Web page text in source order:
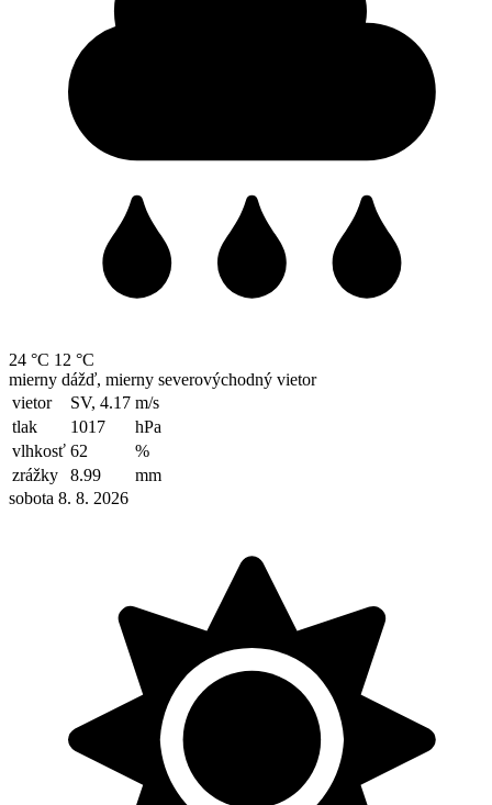
24 °C 12 °C
mierny dážď, mierny severovýchodný vietor
vietor
SV, 4.17 m/s
tlak
1017
hPa
vlhkosť 62
%
zrážky
8.99
mm
sobota 8. 8. 2026